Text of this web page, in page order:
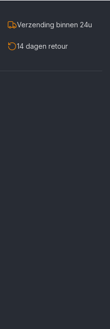
Verzending binnen 24u
14 dagen retour